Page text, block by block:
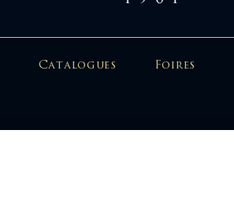
Catalogues Foires